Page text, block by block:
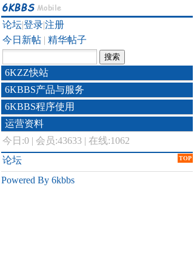
论坛|登录|注册
今日新帖 | 精华帖子
6KZZ快站
6KBBS产品与服务
6KBBS程序使用
运营资料
今日:0 | 会员:43633 | 在线:1062
TOP
论坛
Powered By 6kbbs